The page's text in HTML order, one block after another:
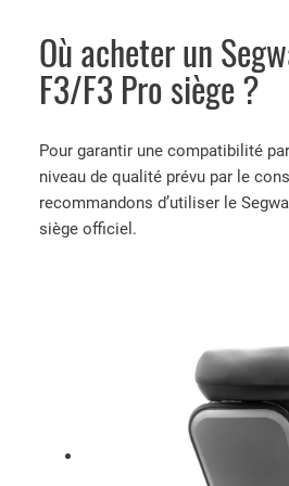
Où acheter un
F3/F3 Pro siège ?
Pour garantir une compatibilité
niveau de qualité prévu par le
recommandons d’utiliser le
siège officiel.